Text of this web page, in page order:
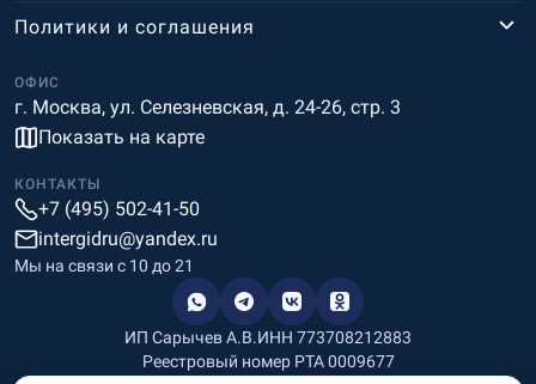
ОФИС
г. Москва, ул. Селезневская, д. 24-26, стр. 3
Показать на карте
Политики и соглашения
КОНТАКТЫ
+7 (495) 502-41-50
intergidru@yandex.ru
Мы на связи c 10 до 21
ИП Сарычев А.В.ИНН 773708212883
Реестровый номер РТА 0009677